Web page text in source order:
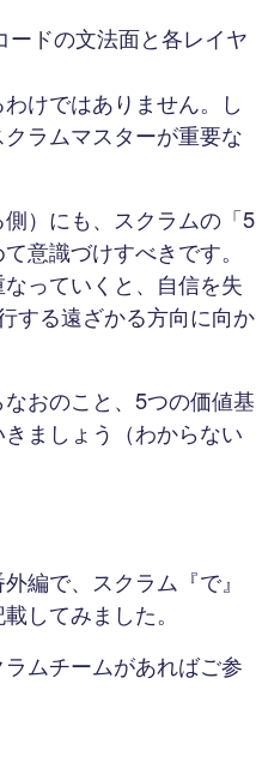
ドの文法面と各レイヤ
けではありません。し
ラムマスターが重要な
）にも、スクラムの「5
意識づけすべきです。
っていくと、自信を失
する遠ざかる方向に向か
おのこと、5つの価値基
ましょう（わからない
編で、スクラム『で』
してみました。
ムチームがあればご参